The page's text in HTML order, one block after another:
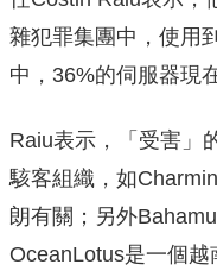
雜犯罪集團中，使用
中，36%的伺服器現
Raiu表示，「受害」
駭客組織，如
朗有關；另外
OceanLotus是一個